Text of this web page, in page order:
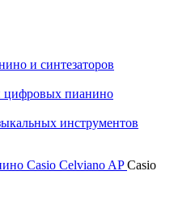
и синтезаторов
цифровых пианино
инструментов
Casio Celviano APCasio